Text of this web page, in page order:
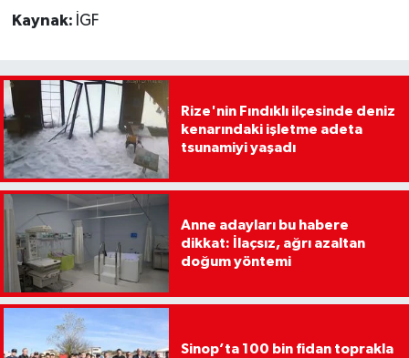
Kaynak: İGF
Rize'nin Fındıklı ilçesinde deniz
kenarındaki işletme adeta
tsunamiyi yaşadı
Anne adayları bu habere
dikkat: İlaçsız, ağrı azaltan
doğum yöntemi
Sinop’ta 100 bin fidan toprakla